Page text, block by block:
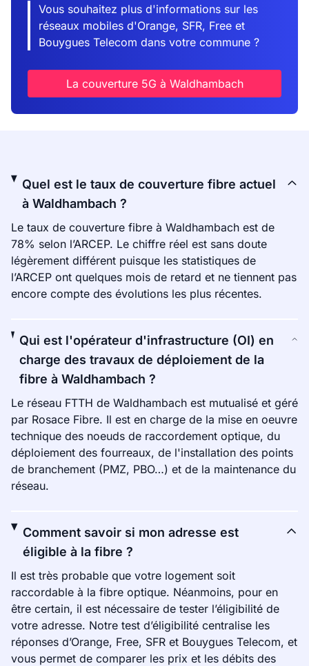
Vous souhaitez plus d'informations sur les
réseaux mobiles d'Orange, SFR, Free et
Bouygues Telecom dans votre commune ?
La couverture 5G à Waldhambach
Quel est le taux de couverture fibre actuel
à Waldhambach ?
Le taux de couverture fibre à Waldhambach est de
78% selon l’ARCEP. Le chiffre réel est sans doute
légèrement différent puisque les statistiques de
l’ARCEP ont quelques mois de retard et ne tiennent pas
encore compte des évolutions les plus récentes.
Qui est l'opérateur d'infrastructure (OI) en
charge des travaux de déploiement de la
fibre à Waldhambach ?
Le réseau FTTH de Waldhambach est mutualisé et géré
par Rosace Fibre. Il est en charge de la mise en oeuvre
technique des noeuds de raccordement optique, du
déploiement des fourreaux, de l'installation des points
de branchement (PMZ, PBO…) et de la maintenance du
réseau.
Comment savoir si mon adresse est
éligible à la fibre ?
Il est très probable que votre logement soit
raccordable à la fibre optique. Néanmoins, pour en
être certain, il est nécessaire de tester l’éligibilité de
votre adresse. Notre test d’éligibilité centralise les
réponses d’Orange, Free, SFR et Bouygues Telecom, et
vous permet de comparer les prix et les débits des